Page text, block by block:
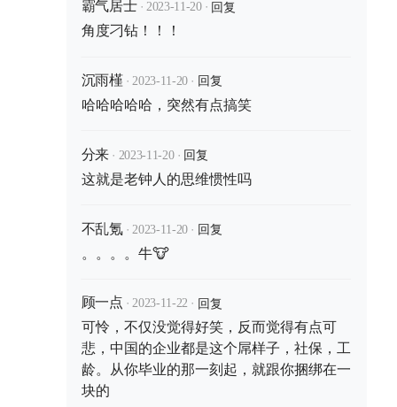
霸气居士 · 2023-11-20 · 回复
角度刁钻！！！
沉雨槿 · 2023-11-20 · 回复
哈哈哈哈哈，突然有点搞笑
分来 · 2023-11-20 · 回复
这就是老钟人的思维惯性吗
不乱氪 · 2023-11-20 · 回复
。。。。牛🐮
顾一点 · 2023-11-22 · 回复
可怜，不仅没觉得好笑，反而觉得有点可
悲，中国的企业都是这个屌样子，社保，工
龄。从你毕业的那一刻起，就跟你捆绑在一
块的